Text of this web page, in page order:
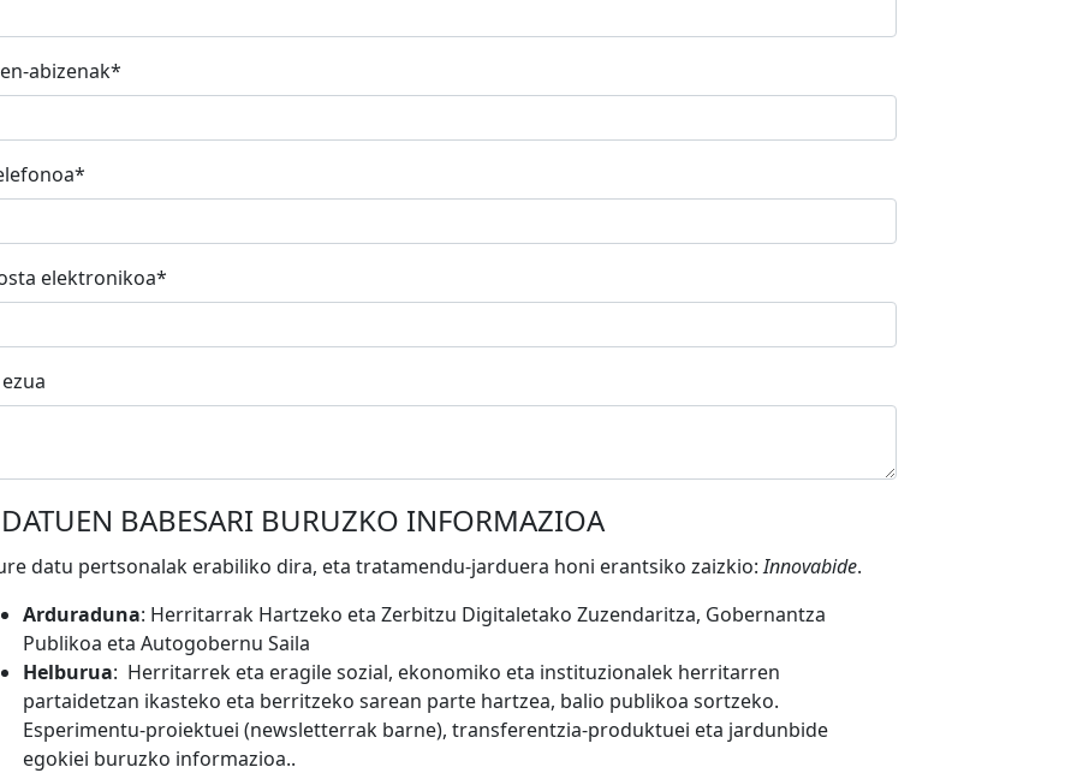
abizenak*
elektronikoa*
DATUEN BABESARI BURUZKO INFORMAZIOA
datu pertsonalak erabiliko dira, eta tratamendu-jarduera honi erantsiko zaizkio: Innovabide.
Arduraduna: Herritarrak Hartzeko eta Zerbitzu Digitaletako Zuzendaritza, Gobernantza
Publikoa eta Autogobernu Saila
Helburua: Herritarrek eta eragile sozial, ekonomiko eta instituzionalek herritarren
partaidetzan ikasteko eta berritzeko sarean parte hartzea, balio publikoa sortzeko.
Esperimentu-proiektuei (newsletterrak barne), transferentzia-produktuei eta jardunbide
egokiei buruzko informazioa..